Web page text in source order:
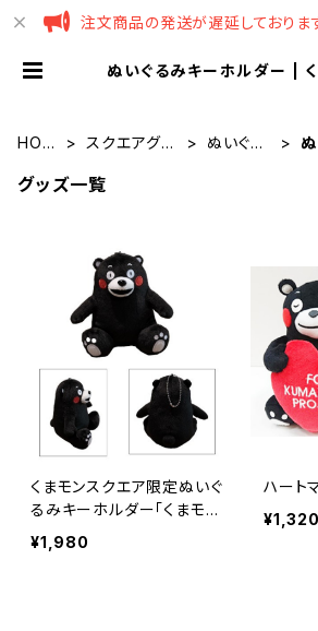
注文商品の発送が遅延しており
ぬいぐるみキーホルダー |
HOM
スクエアグッ
ぬいぐる
グッズ一覧
くまモンスクエア限定ぬいぐ
るみキーホルダー「くまモ
ン」
¥1,980
ハート
¥1,320